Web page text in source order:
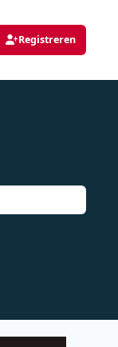
Registreren